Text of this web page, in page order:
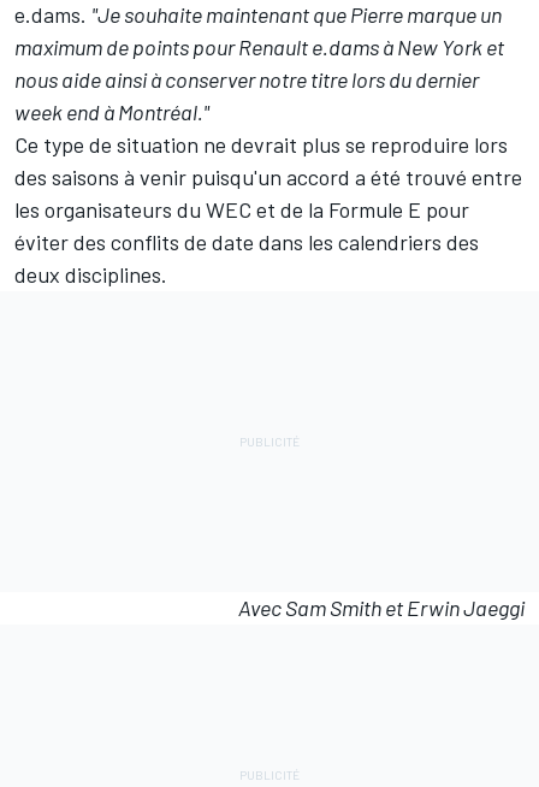
e.dams. "Je souhaite maintenant que Pierre marque un
maximum de points pour Renault e.dams à New York et
nous aide ainsi à conserver notre titre lors du dernier
week end à Montréal."
Ce type de situation ne devrait plus se reproduire lors
des saisons à venir puisqu'un accord a été trouvé entre
les organisateurs du WEC et de la Formule E pour
éviter des conflits de date dans les calendriers des
deux disciplines.
Avec Sam Smith et Erwin Jaeggi